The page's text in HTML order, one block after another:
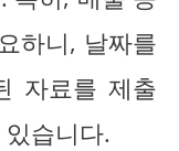
하니, 날짜를
자료를 제출
습니다.